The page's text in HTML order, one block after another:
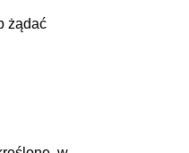
żądać